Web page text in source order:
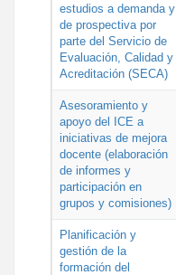
estudios a demanda y
de prospectiva por
parte del Servicio de
Evaluación, Calidad y
Acreditación (SECA)
Asesoramiento y
apoyo del ICE a
iniciativas de mejora
docente (elaboración
de informes y
participación en
grupos y comisiones)
Planificación y
gestión de la
formación del